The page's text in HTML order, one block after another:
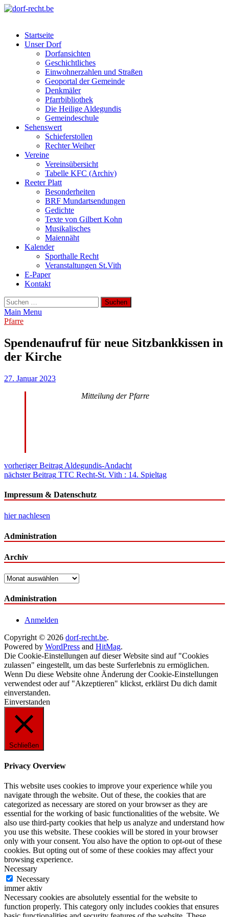
Skip
Startseite
Unser Dorf
Dorfansichten
Geschichtliches
Einwohnerzahlen und Straßen
Geoportal der Gemeinde
Denkmäler
Pfarrbibliothek
Die Heilige Aldegundis
Gemeindeschule
Sehenswert
Schieferstollen
Rechter Weiher
Vereine
Vereinsübersicht
Tabelle KFC (Archiv)
Reeter Platt
Besonderheiten
BRF Mundartsendungen
Gedichte
Texte von Gilbert Kohn
Musikalisches
Maiennäht
Kalender
Sporthalle Recht
Veranstaltungen St.Vith
E-Paper
Kontakt
Suchen
nach:
Main Menu
Pfarre
Spendenaufruf für neue Sitzbankkissen in
der Kirche
27. Januar 2023
Mitteilung der Pfarre
Beitragsnavigation
vorheriger Beitrag Aldegundis-Andacht
nächster Beitrag TTC Recht-St. Vith : 14. Spieltag
Impressum & Datenschutz
hier nachlesen
Administration
Archiv
Archiv
Administration
Anmelden
Copyright © 2026 dorf-recht.be.
Powered by WordPress and HitMag.
Die Cookie-Einstellungen auf dieser Website sind auf "Cookies
zulassen" eingestellt, um das beste Surferlebnis zu ermöglichen.
Wenn Du diese Website ohne Änderung der Cookie-Einstellungen
verwendest oder auf "Akzeptieren" klickst, erklärst Du dich damit
einverstanden.
Einverstanden
Schließen
Privacy Overview
This website uses cookies to improve your experience while you
navigate through the website. Out of these, the cookies that are
categorized as necessary are stored on your browser as they are
essential for the working of basic functionalities of the website. We
also use third-party cookies that help us analyze and understand how
you use this website. These cookies will be stored in your browser
only with your consent. You also have the option to opt-out of these
cookies. But opting out of some of these cookies may affect your
browsing experience.
Necessary
Necessary
immer aktiv
Necessary cookies are absolutely essential for the website to
function properly. This category only includes cookies that ensures